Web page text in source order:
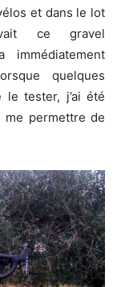
et dans le lot
ce gravel
quelques
le tester, j’ai été
me permettre de